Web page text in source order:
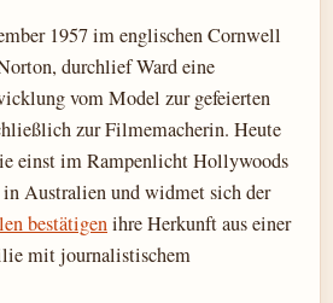
1957 im englischen Cornwell
durchlief Ward eine
vom Model zur gefeierten
zur Filmemacherin. Heute
einst im Rampenlicht Hollywoods
in Australien und widmet sich der
bestätigenihre Herkunft aus einer
mit journalistischem